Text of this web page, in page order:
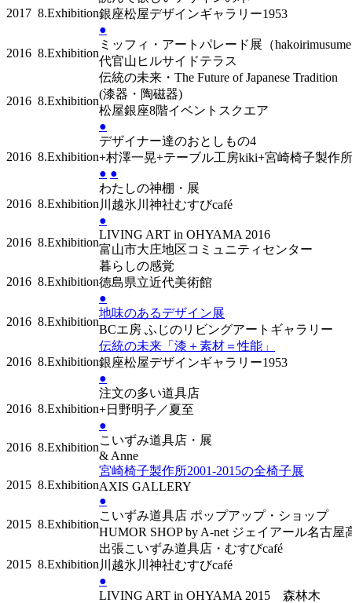
2017 8.Exhibition銀座松屋デザインギャラリー1953
●
2016 8.Exhibition
ミッフィ・アートパレード展（
代官山ヒルサイドテラス
2016 8.Exhibition
伝統の未来・The Future of Japanese Tradition
(漆器・陶磁器)
松屋銀座8階イベントスクエア
●
2016 8.Exhibition
デザイナー達のおとしもの4
+村澤一晃+テーブル工房kiki+宮崎椅子製作
● ●
2016 8.Exhibition
わたしの神棚・展
川越氷川神社むすびcafé
●
2016 8.Exhibition
LIVING ART in OHYAMA 2016
富山市大庄地区コミュニティセンター
2016 8.Exhibition
暮らしの感覚
徳島県立近代美術館
●
2016 8.Exhibition
地味のあるデザイン展
BCエ房 ふじのリビングアートギャラリー
2016 8.Exhibition
伝統の未来「漆＋素材＝性能」
銀座松屋デザインギャラリー1953
●
2016 8.Exhibition
注文の多い道具店
+日野明子／夏至
●
2016 8.Exhibition
こいずみ道具店・展
& Anne
2015 8.Exhibition
宮崎椅子製作所2001-2015の全椅子展
AXIS GALLERY
●
2015 8.Exhibition
こいずみ道具店 ポップアップ・ショップ
HUMOR SHOP by A-net ジェイアール名古屋
2015 8.Exhibition
出張こいずみ道具店・むすびcafé
川越氷川神社むすびcafé
●
LIVING ART in OHYAMA 2015 森林木